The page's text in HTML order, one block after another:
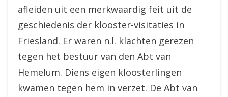
afleiden uit een merkwaardig feit uit de
geschiedenis der klooster-visitaties in
Friesland. Er waren n.l. klachten gerezen
tegen het bestuur van den Abt van
Hemelum. Diens eigen kloosterlingen
kwamen tegen hem in verzet. De Abt van